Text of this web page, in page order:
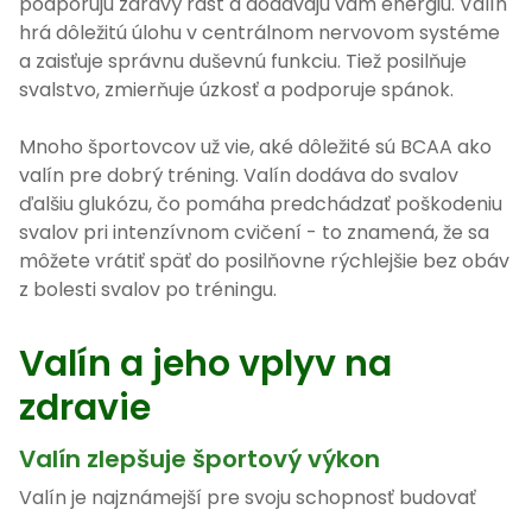
hrá dôležitú úlohu v centrálnom nervovom systéme
a zaisťuje správnu duševnú funkciu. Tiež posilňuje
svalstvo, zmierňuje úzkosť a podporuje spánok.
Mnoho športovcov už vie, aké dôležité sú BCAA ako
valín pre dobrý tréning. Valín dodáva do svalov
ďalšiu glukózu, čo pomáha predchádzať poškodeniu
svalov pri intenzívnom cvičení - to znamená, že sa
môžete vrátiť späť do posilňovne rýchlejšie bez obáv
z bolesti svalov po tréningu.
Valín a jeho vplyv na
zdravie
Valín zlepšuje športový výkon
Valín je najznámejší pre svoju schopnosť budovať